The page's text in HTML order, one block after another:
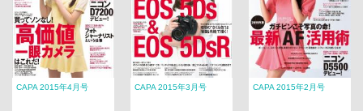
CAPA 2015年4月号 CAPA 2015年3月号 CAPA 2015年2月号